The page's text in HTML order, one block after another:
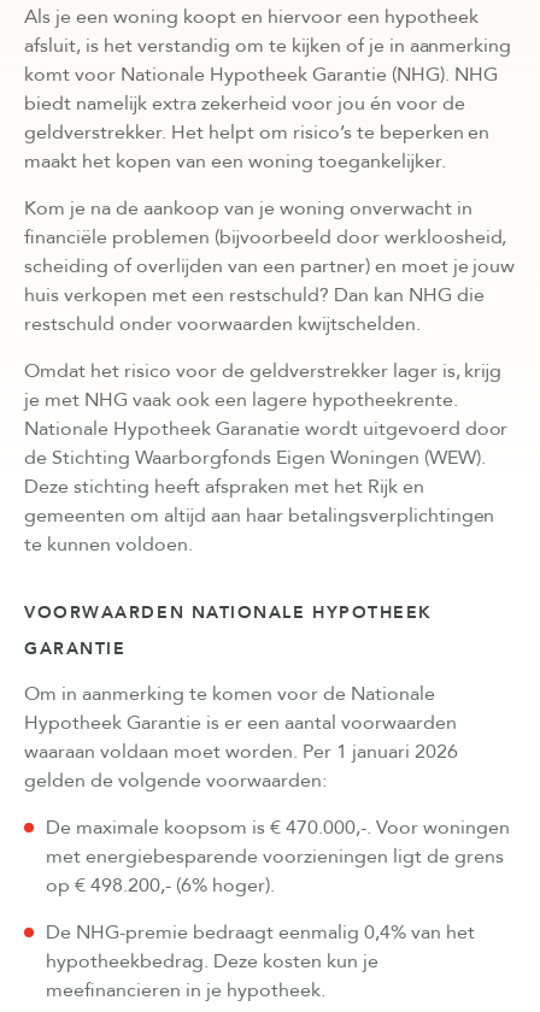
Als je een woning koopt en hiervoor een hypotheek
afsluit, is het verstandig om te kijken of je in aanmerking
komt voor Nationale Hypotheek Garantie (NHG). NHG
biedt namelijk extra zekerheid voor jou én voor de
geldverstrekker. Het helpt om risico’s te beperken en
maakt het kopen van een woning toegankelijker.
Kom je na de aankoop van je woning onverwacht in
financiële problemen (bijvoorbeeld door werkloosheid,
scheiding of overlijden van een partner) en moet je jouw
huis verkopen met een restschuld? Dan kan NHG die
restschuld onder voorwaarden kwijtschelden.
Omdat het risico voor de geldverstrekker lager is, krijg
je met NHG vaak ook een lagere hypotheekrente.
Nationale Hypotheek Garanatie wordt uitgevoerd door
de Stichting Waarborgfonds Eigen Woningen (WEW).
Deze stichting heeft afspraken met het Rijk en
gemeenten om altijd aan haar betalingsverplichtingen
te kunnen voldoen.
VOORWAARDEN NATIONALE HYPOTHEEK
GARANTIE
Om in aanmerking te komen voor de Nationale
Hypotheek Garantie is er een aantal voorwaarden
waaraan voldaan moet worden. Per 1 januari 2026
gelden de volgende voorwaarden:
De maximale koopsom is € 470.000,-. Voor woningen
met energiebesparende voorzieningen ligt de grens
op € 498.200,- (6% hoger).
De NHG-premie bedraagt eenmalig 0,4% van het
hypotheekbedrag. Deze kosten kun je
meefinancieren in je hypotheek.